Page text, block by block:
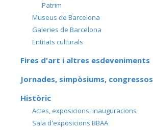
Patrim
Museus de Barcelona
Galeries de Barcelona
Entitats culturals
Fires d'art i altres esdeveniments
Jornades, simpòsiums, congressos
Històric
Actes, exposicions, inauguracions
Sala d'exposicions BBAA